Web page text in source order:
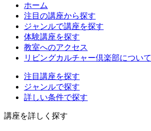
ホーム
注目の講座から探す
ジャンルで講座を探す
体験講座を探す
教室へのアクセス
リビングカルチャー倶楽部について
注目講座を探す
ジャンルで探す
詳しい条件で探す
講座を詳しく探す